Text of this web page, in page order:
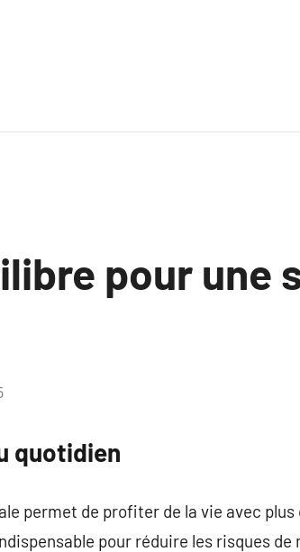
pour une
quotidien
permet de profiter de la vie avec plus
pour réduire les risques de